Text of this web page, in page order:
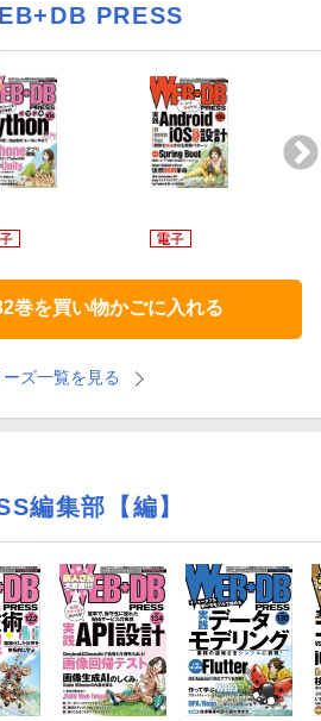
HTTP/3サーバを実装することで，H
動作しているかを学びます。どうい
るのか，どういう工夫により高速化
2から進化した点をしっかりと理解で
PRESS
巻を買い物かごに入れる
ーズ一覧を見る
編集部【編】